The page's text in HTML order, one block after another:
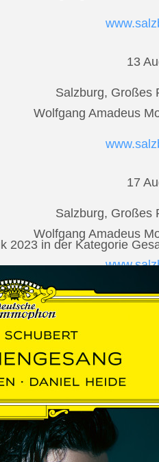
13
Salzburg, Großes
Wolfgang Amadeus
17
Salzburg, Großes
Wolfgang Amadeus
20
Vilabertran,
Johannes
Salzburg, Großes
2023 in der Kategorie